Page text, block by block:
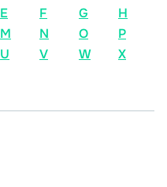
E F G
H
M N O
P
U V W
X